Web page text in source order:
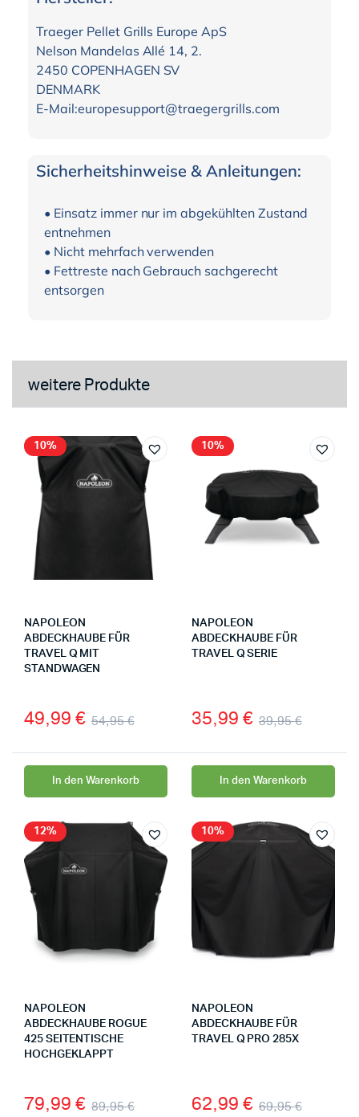
Traeger Pellet Grills Europe ApS
Nelson Mandelas Allé 14, 2.
2450 COPENHAGEN SV
DENMARK
E-Mail:europesupport@traegergrills.com
Sicherheitshinweise & Anleitungen:
• Einsatz immer nur im abgekühlten Zustand
entnehmen
• Nicht mehrfach verwenden
• Fettreste nach Gebrauch sachgerecht
entsorgen
weitere Produkte
10%
NAPOLEON
ABDECKHAUBE FÜR
TRAVEL Q MIT
STANDWAGEN
54,95€
49,99 €
In den Warenkorb
10%
NAPOLEON
ABDECKHAUBE FÜR
TRAVEL Q SERIE
39,95€
35,99 €
In den Warenkorb
12%
NAPOLEON
ABDECKHAUBE ROGUE
425 SEITENTISCHE
HOCHGEKLAPPT
89,95€
79,99 €
10%
NAPOLEON
ABDECKHAUBE FÜR
TRAVEL Q PRO 285X
69,95€
62,99 €